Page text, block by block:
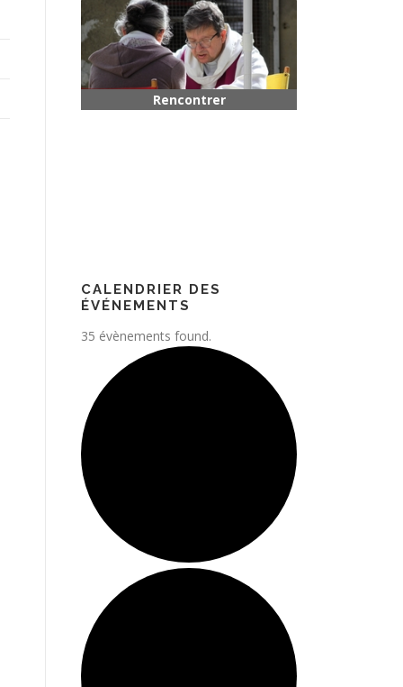
CALENDRIER DES
ÉVÉNEMENTS
35 évènements found.